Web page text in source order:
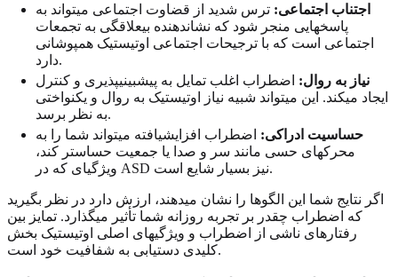
اجتناب اجتماعی: ترس شدید از قضاوت اجتماعی میتواند به
پاسخهایی منجر شود که نشاندهنده بیعلاقگی به تجمعات
اجتماعی است که با ترجیحات اجتماعی اوتیستیک همپوشانی
دارد.
نیاز به روال: اضطراب اغلب تمایل به پیشبینیپذیری و کنترل
ایجاد میکند. این میتواند شبیه نیاز اوتیستیک به روال و یکنواختی
به نظر برسد.
حساسیت ادراکی: اضطراب افزایشیافته میتواند شما را به
محرکهای حسی مانند سر و صدا یا جمعیت حساستر کند،
ویژگیای که در ASD نیز بسیار شایع است.
اگر نتایج شما این الگوها را نشان میدهند، ارزش دارد در نظر بگیرید
که اضطراب چقدر بر تجربه روزانه شما تأثیر میگذارد. تمایز بین
رفتارهای ناشی از اضطراب و ویژگیهای اصلی اوتیستیک بخش
کلیدی دستیابی به شفافیت خود است.